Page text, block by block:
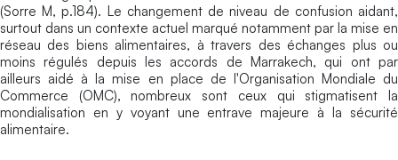
(Sorre M, p.184). Le changement de niveau de confusion aidant,
surtout dans un contexte actuel marqué notamment par la mise en
réseau des biens alimentaires, à travers des échanges plus ou
moins régulés depuis les accords de Marrakech, qui ont par
ailleurs aidé à la mise en place de l'Organisation Mondiale du
Commerce (OMC), nombreux sont ceux qui stigmatisent la
mondialisation en y voyant une entrave majeure à la sécurité
alimentaire.